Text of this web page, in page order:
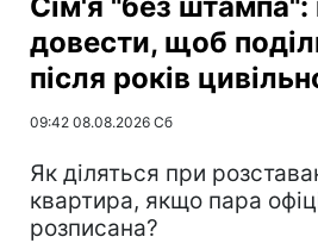
довести, щоб
після років
09:42 08.08.2026 Сб
Як діляться при
квартира, якщо пара
розписана?